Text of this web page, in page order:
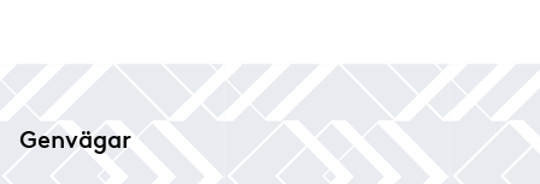
Genvägar